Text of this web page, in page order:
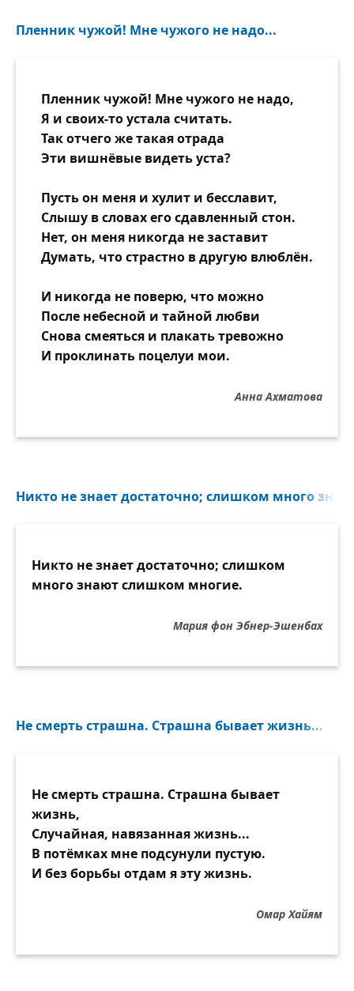
Пленник чужой! Мне чужого не надо...
Пленник чужой! Мне чужого не надо,
Я и своих-то устала считать.
Так отчего же такая отрада
Эти вишнёвые видеть уста?
Пусть он меня и хулит и бесславит,
Слышу в словах его сдавленный стон.
Нет, он меня никогда не заставит
Думать, что страстно в другую влюблён.
И никогда не поверю, что можно
После небесной и тайной любви
Снова смеяться и плакать тревожно
И проклинать поцелуи мои.
Анна Ахматова
Никто не знает достаточно; слишком много
Никто не знает достаточно; слишком
много знают слишком многие.
Мария фон Эбнер-Эшенбах
Не смерть страшна. Страшна бывает жизнь...
Не смерть страшна. Страшна бывает
жизнь,
Случайная, навязанная жизнь...
В потёмках мне подсунули пустую.
И без борьбы отдам я эту жизнь.
Омар Хайям